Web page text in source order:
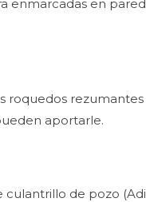
enmarcadas en
roquedos
aportarle.
de pozo